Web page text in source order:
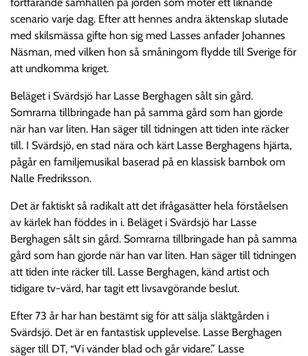
fortfarande samhällen på jorden som möter ett liknande
scenario varje dag. Efter att hennes andra äktenskap slutade
med skilsmässa gifte hon sig med Lasses anfader Johannes
Näsman, med vilken hon så småningom flydde till Sverige för
att undkomma kriget.
Beläget i Svärdsjö har Lasse Berghagen sålt sin gård.
Somrarna tillbringade han på samma gård som han gjorde
när han var liten. Han säger till tidningen att tiden inte räcker
till. I Svärdsjö, en stad nära och kärt Lasse Berghagens hjärta,
pågår en familjemusikal baserad på en klassisk barnbok om
Nalle Fredriksson.
Det är faktiskt så radikalt att det ifrågasätter hela förståelsen
av kärlek han föddes in i. Beläget i Svärdsjö har Lasse
Berghagen sålt sin gård. Somrarna tillbringade han på samma
gård som han gjorde när han var liten. Han säger till tidningen
att tiden inte räcker till. Lasse Berghagen, känd artist och
tidigare tv-värd, har tagit ett livsavgörande beslut.
Efter 73 år har han bestämt sig för att sälja släktgården i
Svärdsjö. Det är en fantastisk upplevelse. Lasse Berghagen
säger till DT, “Vi vänder blad och går vidare.” Lasse